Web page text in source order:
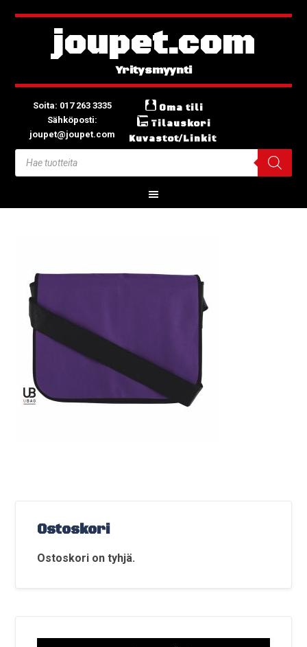
joupet.com
Soita: 017 263 3335
Sähköposti:
joupet@joupet.com
Oma tili
Tilauskori
Kuvastot/Linkit
Ostoskori
Ostoskori on tyhjä.